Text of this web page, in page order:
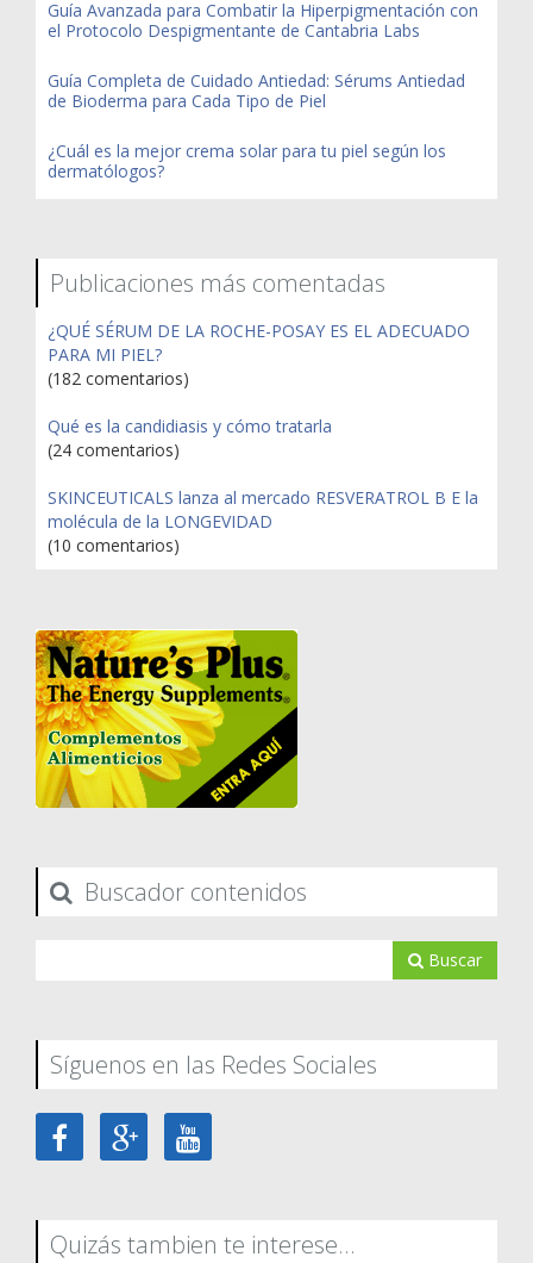
Guía Avanzada para Combatir la Hiperpigmentación con
el Protocolo Despigmentante de Cantabria Labs
Guía Completa de Cuidado Antiedad: Sérums Antiedad
de Bioderma para Cada Tipo de Piel
¿Cuál es la mejor crema solar para tu piel según los
dermatólogos?
Publicaciones más comentadas
¿QUÉ SÉRUM DE LA ROCHE-POSAY ES EL ADECUADO
PARA MI PIEL?
(182 comentarios)
Qué es la candidiasis y cómo tratarla
(24 comentarios)
SKINCEUTICALS lanza al mercado RESVERATROL B E la
molécula de la LONGEVIDAD
(10 comentarios)
Buscador contenidos
Buscar
Síguenos en las Redes Sociales
Quizás tambien te interese...